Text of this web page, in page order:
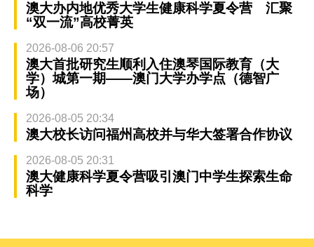
澳大办内地优秀大学生健康科学夏令营 汇聚
“双一流”高校菁英
2026-08-06 20:57
澳大首批研究生顺利入住澳琴国际教育（大
学）城第一期——澳门大学办学点（德智广
场）
2026-08-05 20:34
澳大校长访问福州高校并与华大签署合作协议
2026-08-05 20:31
澳大健康科学夏令营吸引澳门中学生探索生命
科学